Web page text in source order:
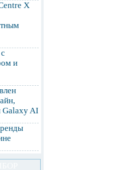
X
и
Galaxy AI